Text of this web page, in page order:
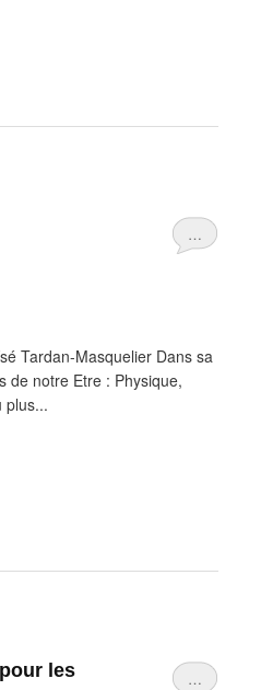
…
Tardan-Masquelier Dans sa
de notre Etre : Physique,
plus...
…
les